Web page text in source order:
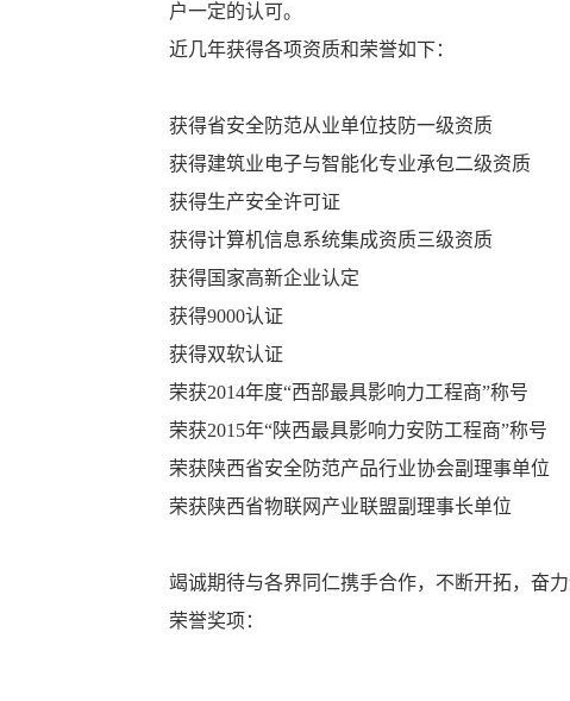
户一定的认可。
近几年获得各项资质和荣誉如下：
获得省安全防范从业单位技防一级资质
获得建筑业电子与智能化专业承包二级资质
获得生产安全许可证
获得计算机信息系统集成资质三级资质
获得国家高新企业认定
获得9000认证
获得双软认证
荣获2014年度“西部最具影响力工程商”称号
荣获2015年“陕西最具影响力安防工程商”称号
荣获陕西省安全防范产品行业协会副理事单位
荣获陕西省物联网产业联盟副理事长单位
竭诚期待与各界同仁携手合作，不断开拓，奋力
荣誉奖项：